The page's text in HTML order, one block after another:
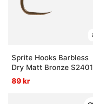
Sprite Hooks Barbless
Dry Matt Bronze S2401
25-pack
89 kr